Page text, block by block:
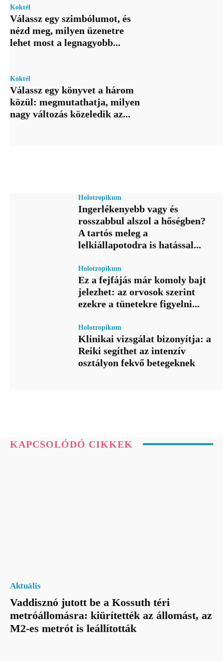
Koktél
Válassz egy szimbólumot, és
nézd meg, milyen üzenetre
lehet most a legnagyobb...
Koktél
Válassz egy könyvet a három
közül: megmutathatja, milyen
nagy változás közeledik az...
Holotropikum
Ingerlékenyebb vagy és
rosszabbul alszol a hőségben?
A tartós meleg a
lelkiállapotodra is hatással...
Holotropikum
Ez a fejfájás már komoly bajt
jelezhet: az orvosok szerint
ezekre a tünetekre figyelni...
Holotropikum
Klinikai vizsgálat bizonyítja: a
Reiki segíthet az intenzív
osztályon fekvő betegeknek
KAPCSOLÓDÓ CIKKEK
Aktuális
Vaddisznó jutott be a Kossuth téri
metróállomásra: kiürítették az állomást, az
M2-es metrót is leállították